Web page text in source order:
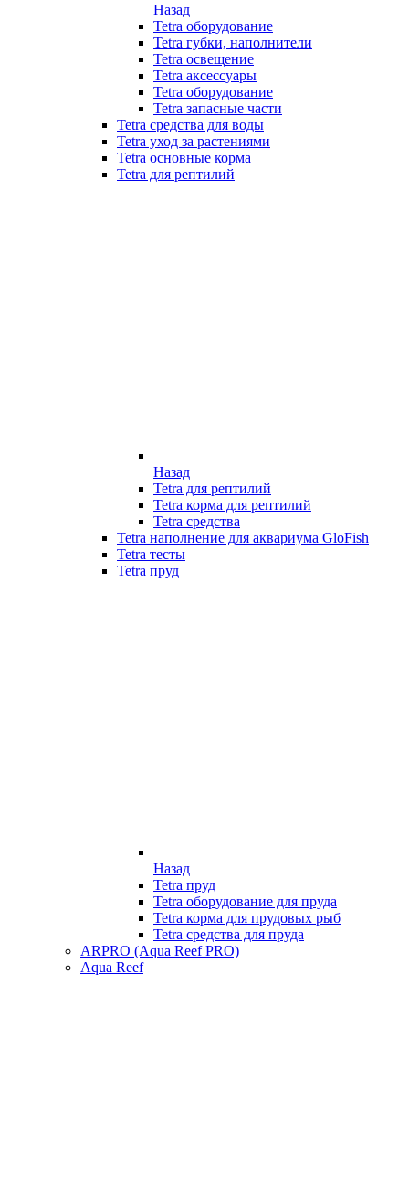
Назад
Tetra оборудование
Tetra губки, наполнители
Tetra освещение
Tetra аксессуары
Tetra оборудование
Tetra запасные части
Tetra средства для воды
Tetra уход за растениями
Tetra основные корма
Tetra для рептилий
Назад
Tetra для рептилий
Tetra корма для рептилий
Tetra средства
Tetra наполнение для аквариума GloFish
Tetra тесты
Tetra пруд
Назад
Tetra пруд
Tetra оборудование для пруда
Tetra корма для прудовых рыб
Tetra средства для пруда
ARPRO (Aqua Reef PRO)
Aqua Reef